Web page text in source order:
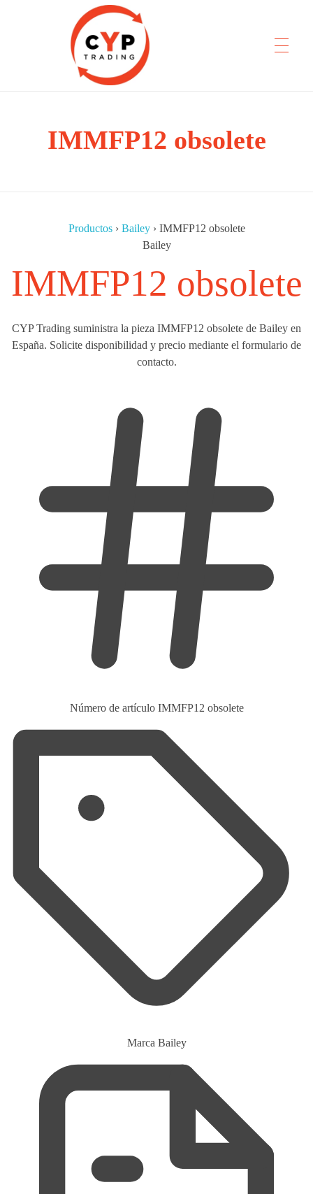
CYP Trading
Professionelle Ersatzteilbeschaffung
IMMFP12 obsolete
Productos › Bailey › IMMFP12 obsolete
Bailey
IMMFP12 obsolete
CYP Trading suministra la pieza IMMFP12 obsolete de Bailey en
España. Solicite disponibilidad y precio mediante el formulario de
contacto.
Número de artículo IMMFP12 obsolete
Marca Bailey